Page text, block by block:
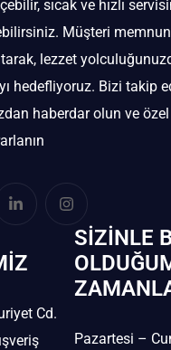
sıcak ve hızlı
Müşteri
lezzet
hedefliyoruz. Bizi takip
haberdar olun ve özel
Cd.
SIZINLE
Pazartesi –